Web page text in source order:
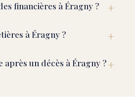
financières à Éragny ?
à Éragny ?
un décès à Éragny ?